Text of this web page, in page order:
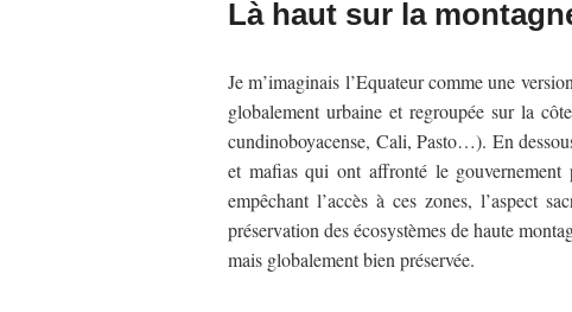
Là haut sur la
Je m’imaginais l’Equateur comme une
globalement urbaine et regroupée sur la
cundinoboyacense, Cali, Pasto…). En
et mafias qui ont affronté le gouvernement
empêchant l’accès à ces zones, l’aspect
préservation des écosystèmes de haute
mais globalement bien préservée.